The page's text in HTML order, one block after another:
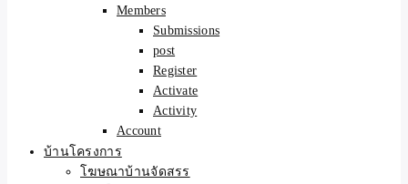
100% ✨Members
Submissions
post
Register
Activate
Activity
Account
บ้านโครงการ
โฆษณาบ้านจัดสรร